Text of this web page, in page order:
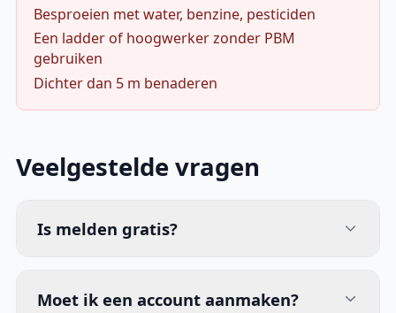
Besproeien met water, benzine, pesticiden
Een ladder of hoogwerker zonder PBM
gebruiken
Dichter dan 5 m benaderen
Veelgestelde vragen
Is melden gratis?
Moet ik een account aanmaken?